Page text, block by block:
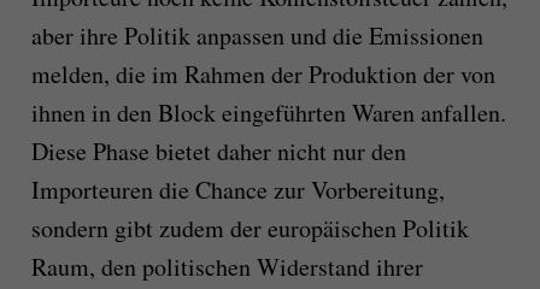
aber ihre Politik anpassen und die Emissionen
melden, die im Rahmen der Produktion der von
ihnen in den Block eingeführten Waren anfallen.
Diese Phase bietet daher nicht nur den
Importeuren die Chance zur Vorbereitung,
sondern gibt zudem der europäischen Politik
Raum, den politischen Widerstand ihrer